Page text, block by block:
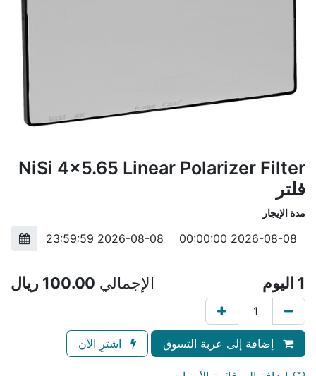
NiSi 4x5.65 Linear Polarizer Filter
فلتر
مدة الإيجار
1 اليوم الإجمالي 100.00 ريال
إضافة إلى عربة التسوق اشترِ الآن